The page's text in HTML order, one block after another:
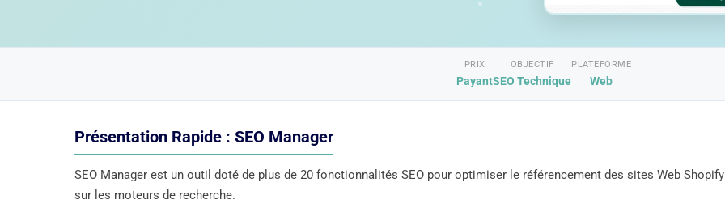
PRIX
Payant
OBJECTIF
SEO Technique
PLATEFORME
Web
Présentation Rapide : SEO Manager
SEO Manager est un outil doté de plus de 20 fonctionnalités SEO pour optimiser le référencement des sites Web Shopify
sur les moteurs de recherche.